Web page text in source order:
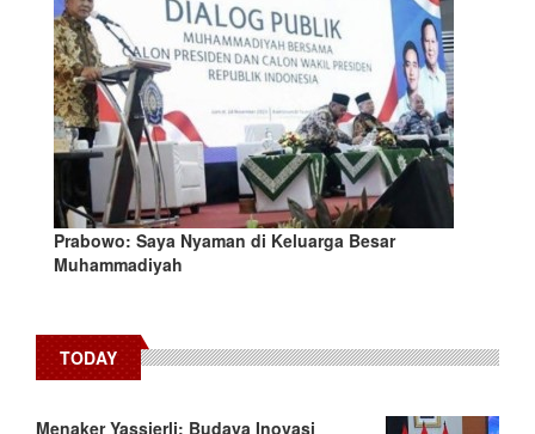
Prabowo: Saya Nyaman di Keluarga Besar
Muhammadiyah
TODAY
Menaker Yassierli: Budaya Inovasi